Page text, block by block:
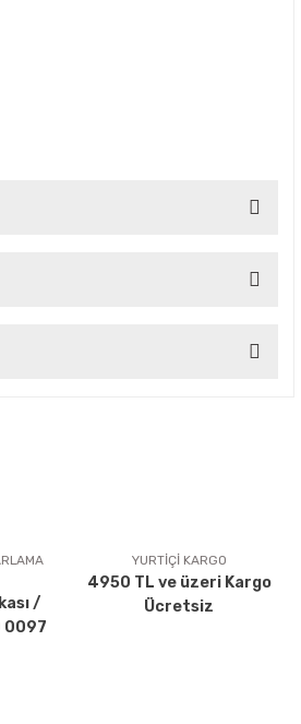
bilgiler bulunuyor.
bulunuyor.
daha pahalı.
alternatifler olmalı.
/
0097
YURTİÇİ KARGO
4950 TL ve üzeri Kargo
Ücretsiz